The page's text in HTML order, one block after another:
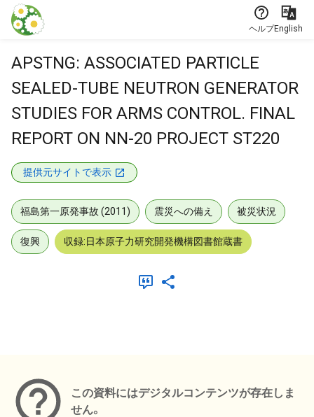
本文に飛ぶ
ヘルプEnglish
APSTNG: ASSOCIATED PARTICLE
SEALED-TUBE NEUTRON GENERATOR
STUDIES FOR ARMS CONTROL. FINAL
REPORT ON NN-20 PROJECT ST220
提供元サイトで表示
福島第一原発事故 (2011) 震災への備え 被災状況
復興 収録:日本原子力研究開発機構図書館蔵書
この資料にはデジタルコンテンツが存在しま
せん。